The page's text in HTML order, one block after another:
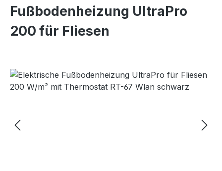
Fußbodenheizung UltraPro
200 für Fliesen
Bildergalerie überspringen